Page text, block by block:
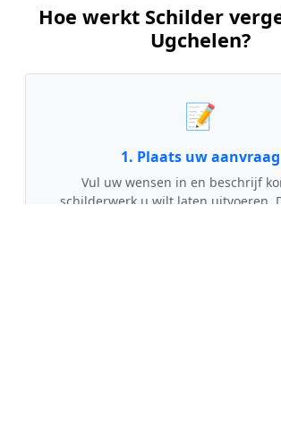
Hoe werkt Schilder
Ugchelen?
📝
1. Plaats uw aanvraag
Vul uw wensen in en beschrijf
schilderwerk u wilt laten uitvoeren.